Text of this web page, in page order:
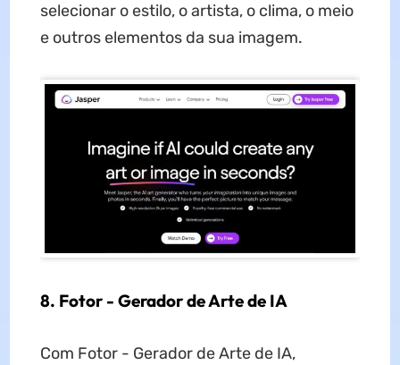
selecionar o estilo, o artista, o clima, o meio
e outros elementos da sua imagem.
8. Fotor - Gerador de Arte de IA
Com Fotor - Gerador de Arte de IA,